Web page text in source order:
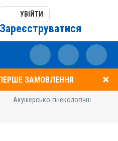
УВІЙТИ
Зареєструватися
ЗАМОВЛЕННЯ
Акушерсько-гінекологічні